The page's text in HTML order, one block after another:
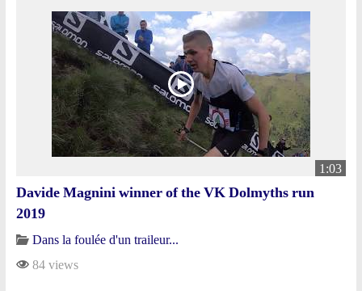
1:03
Davide Magnini winner of the VK Dolmyths run
2019
Dans la foulée d'un traileur...
84 views